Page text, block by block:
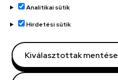
Adatvédelem
Adatvédelem
Régi oldal
Technikai információk
Analitikai sütik
Hirdetési sütik
Kiválasztottak mentése